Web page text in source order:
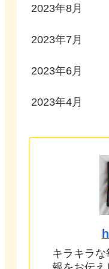
2023年8月
2023年7月
2023年6月
2023年4月
キラキラ